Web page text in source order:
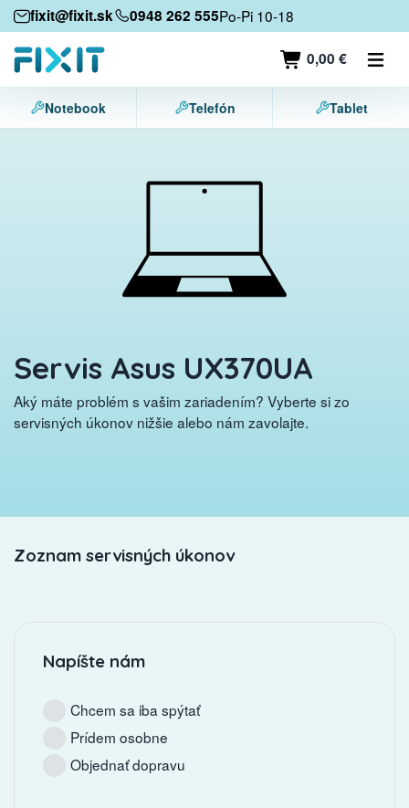
fixit@fixit.sk 0948 262 555Po-Pi 10-18
0,00 €
Mobilné zariadenia
Mobilné telefóny
Tablety
Notebook Telefón Tablet
Servis Asus UX370UA
Aký máte problém s vašim zariadením? Vyberte si zo
servisných úkonov nižšie alebo nám zavolajte.
Zoznam servisných úkonov
Napíšte nám
Chcem sa iba spýtať
Prídem osobne
Objednať dopravu